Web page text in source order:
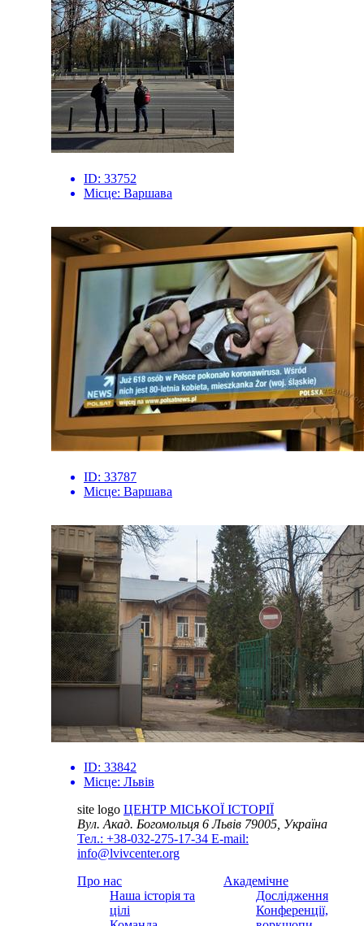
ID: 33752
Місце: Варшава
ID: 33787
Місце: Варшава
ID: 33842
Місце: Львів
site logo ЦЕНТР МІСЬКОЇ ІСТОРІЇ
Вул. Акад. Богомольця 6Львів 79005, Україна
Тел.: +38-032-275-17-34 E-mail:
info@lvivcenter.org
Про нас
Наша історія та
цілі
Академічне
Дослідження
Конференції,